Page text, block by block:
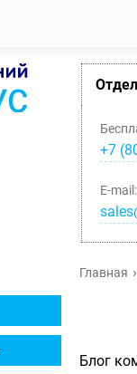
+7
E-mail:
Главная
Блог